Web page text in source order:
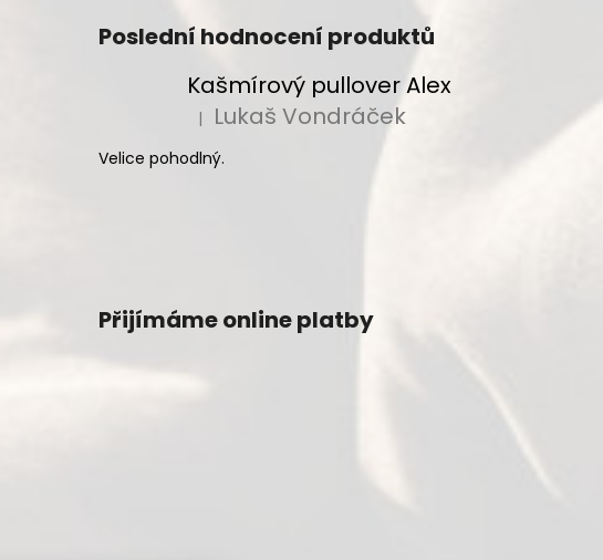
Poslední hodnocení produktů
Kašmírový pullover Alex
Hodnocení produktu je 5 z 5 hvězdiček.
| Lukaš Vondráček
Velice pohodlný.
Přijímáme online platby